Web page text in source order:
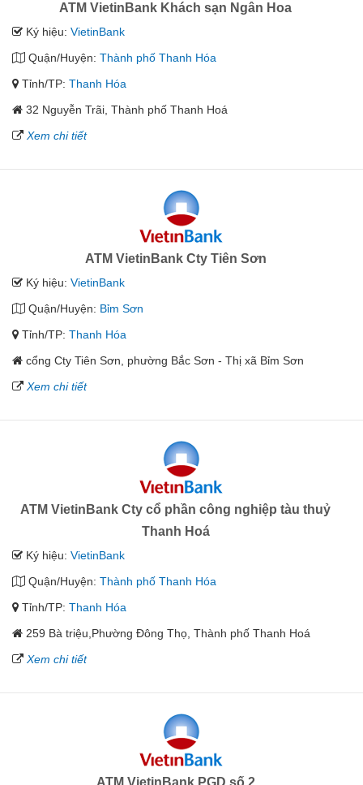
ATM VietinBank Khách sạn Ngân Hoa
Ký hiệu: VietinBank
Quận/Huyện: Thành phố Thanh Hóa
Tỉnh/TP: Thanh Hóa
32 Nguyễn Trãi, Thành phố Thanh Hoá
Xem chi tiết
ATM VietinBank Cty Tiên Sơn
Ký hiệu: VietinBank
Quận/Huyện: Bỉm Sơn
Tỉnh/TP: Thanh Hóa
cổng Cty Tiên Sơn, phường Bắc Sơn - Thị xã Bỉm Sơn
Xem chi tiết
ATM VietinBank Cty cổ phần công nghiệp tàu thuỷ
Thanh Hoá
Ký hiệu: VietinBank
Quận/Huyện: Thành phố Thanh Hóa
Tỉnh/TP: Thanh Hóa
259 Bà triệu,Phường Đông Thọ, Thành phố Thanh Hoá
Xem chi tiết
ATM VietinBank PGD số 2